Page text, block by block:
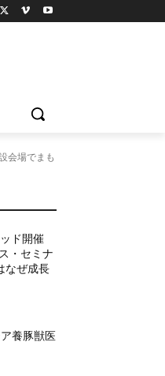
会場でまも
ド開催
・セミナ
なぜ成長
養豚獣医